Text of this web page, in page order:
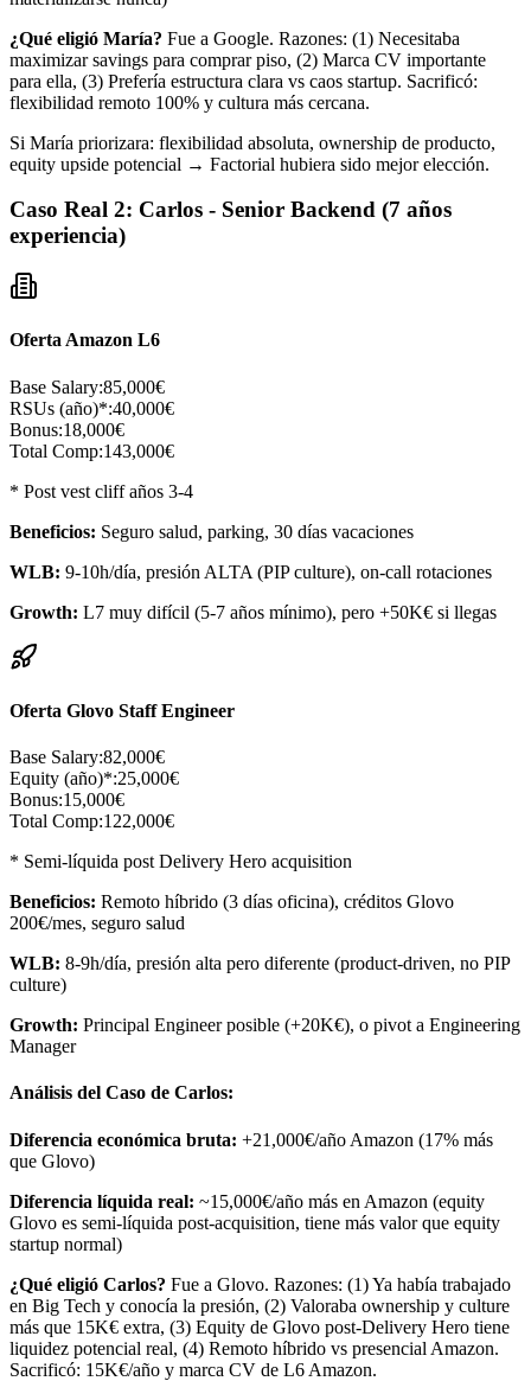
¿Qué eligió María? Fue a Google. Razones: (1) Necesitaba
maximizar savings para comprar piso, (2) Marca CV importante
para ella, (3) Prefería estructura clara vs caos startup. Sacrificó:
flexibilidad remoto 100% y cultura más cercana.
Si María priorizara: flexibilidad absoluta, ownership de producto,
equity upside potencial → Factorial hubiera sido mejor elección.
Caso Real 2: Carlos - Senior Backend (7 años
experiencia)
Oferta Amazon L6
Base Salary:85,000€
RSUs (año)*:40,000€
Bonus:18,000€
Total Comp:143,000€
* Post vest cliff años 3-4
Beneficios: Seguro salud, parking, 30 días vacaciones
WLB: 9-10h/día, presión ALTA (PIP culture), on-call rotaciones
Growth: L7 muy difícil (5-7 años mínimo), pero +50K€ si llegas
Oferta Glovo Staff Engineer
Base Salary:82,000€
Equity (año)*:25,000€
Bonus:15,000€
Total Comp:122,000€
* Semi-líquida post Delivery Hero acquisition
Beneficios: Remoto híbrido (3 días oficina), créditos Glovo
200€/mes, seguro salud
WLB: 8-9h/día, presión alta pero diferente (product-driven, no PIP
culture)
Growth: Principal Engineer posible (+20K€), o pivot a Engineering
Manager
Análisis del Caso de Carlos:
Diferencia económica bruta: +21,000€/año Amazon (17% más
que Glovo)
Diferencia líquida real: ~15,000€/año más en Amazon (equity
Glovo es semi-líquida post-acquisition, tiene más valor que equity
startup normal)
¿Qué eligió Carlos? Fue a Glovo. Razones: (1) Ya había trabajado
en Big Tech y conocía la presión, (2) Valoraba ownership y culture
más que 15K€ extra, (3) Equity de Glovo post-Delivery Hero tiene
liquidez potencial real, (4) Remoto híbrido vs presencial Amazon.
Sacrificó: 15K€/año y marca CV de L6 Amazon.